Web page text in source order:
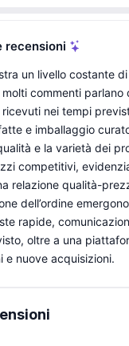
recensioni
un livello costante
commenti parlano
nei tempi
e imballaggio
e la varietà dei
competitivi,
relazione qualità-
dell’ordine
rapide,
oltre a una
e nuove acquisizioni.